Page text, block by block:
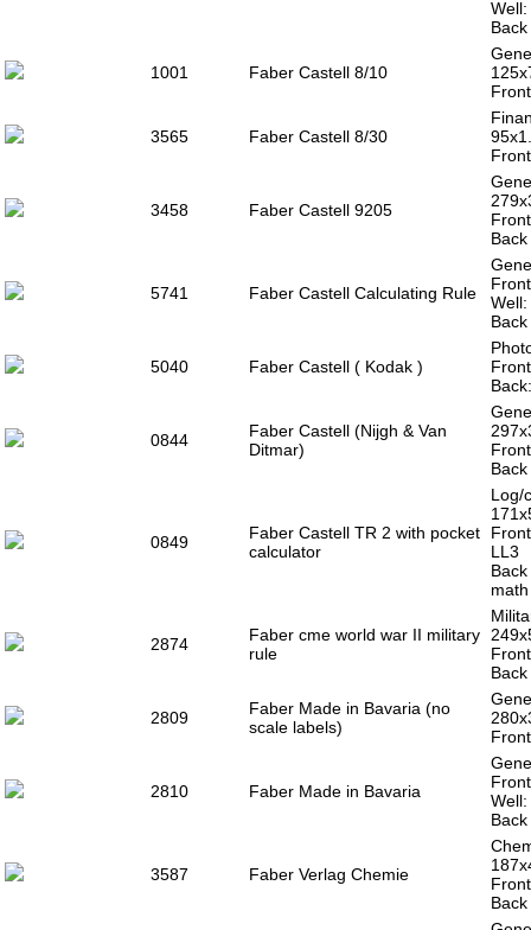
1001 Faber Castell 8/10
3565 Faber Castell 8/30
3458 Faber Castell 9205
5741 Faber Castell Calculating Rule
5040 Faber Castell ( Kodak )
0844
Faber Castell (Nijgh & Van
Ditmar)
0849
Faber Castell TR 2 with pocket
calculator
Log/
LL3
math
2874
Faber cme world war II military
rule
2809
Faber Made in Bavaria (no
scale labels)
2810 Faber Made in Bavaria
3587 Faber Verlag Chemie